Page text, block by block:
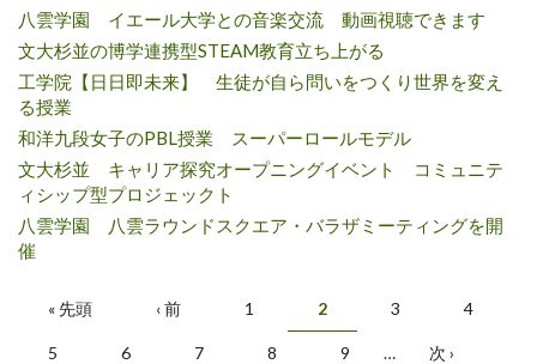
八雲学園 イエール大学との音楽交流 動画視聴できます
文大杉並の博学連携型STEAM教育立ち上がる
工学院【日日即未来】 生徒が自ら問いをつくり世界を変え
る授業
和洋九段女子のPBL授業 スーパーロールモデル
文大杉並 キャリア探究オープニングイベント コミュニテ
ィシップ型プロジェックト
八雲学園 八雲ラウンドスクエア・バラザミーティングを開
催
Pages
« 先頭 ‹ 前 1 2 3 4
5 6 7 8 9 … 次 ›